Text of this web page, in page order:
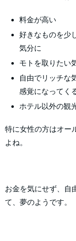
料金が高い
好きなものを少
気分に
モトを取りたい
自由でリッチな
感覚になってく
ホテル以外の観
特に女性の方はオー
よね。
お金を気にせず、自
て、夢のようです。